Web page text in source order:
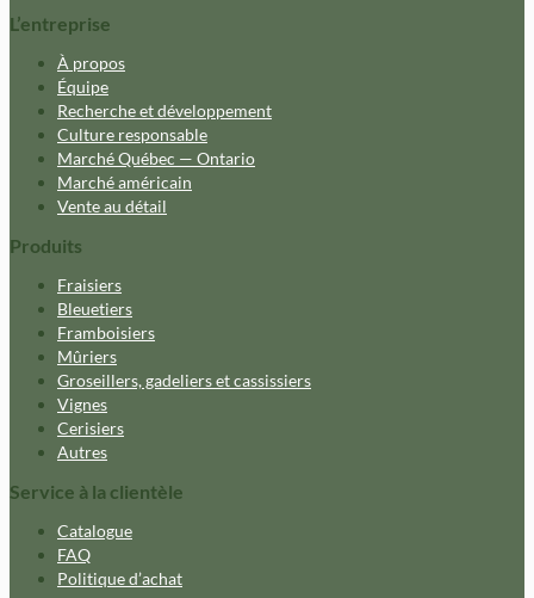
L’entreprise
À propos
Équipe
Recherche et développement
Culture responsable
Marché Québec — Ontario
Marché américain
Vente au détail
Produits
Fraisiers
Bleuetiers
Framboisiers
Mûriers
Groseillers, gadeliers et cassissiers
Vignes
Cerisiers
Autres
Service à la clientèle
Catalogue
FAQ
Politique d’achat